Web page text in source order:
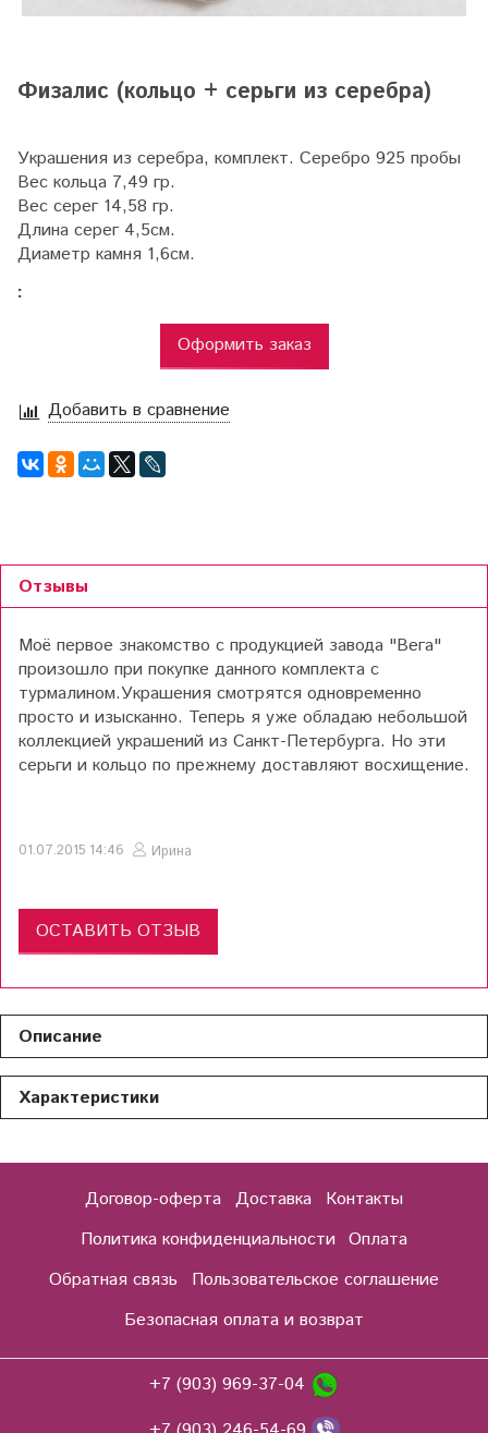
Физалис (кольцо + серьги из серебра)
Украшения из серебра, комплект. Серебро 925 пробы
Вес кольца 7,49 гр.
Вес серег 14,58 гр.
Длина серег 4,5см.
Диаметр камня 1,6см.
:
Оформить заказ
Добавить в сравнение
Отзывы
Моё первое знакомство с продукцией завода "Вега"
произошло при покупке данного комплекта с
турмалином.Украшения смотрятся одновременно
просто и изысканно. Теперь я уже обладаю небольшой
коллекцией украшений из Санкт-Петербурга. Но эти
серьги и кольцо по прежнему доставляют восхищение.
01.07.2015 14:46 Ирина
ОСТАВИТЬ ОТЗЫВ
Описание
Характеристики
Договор-оферта Доставка
Контакты
Политика конфиденциальности Оплата
Обратная связь
Пользовательское соглашение
Безопасная оплата и возврат
+7 (903) 969-37-04